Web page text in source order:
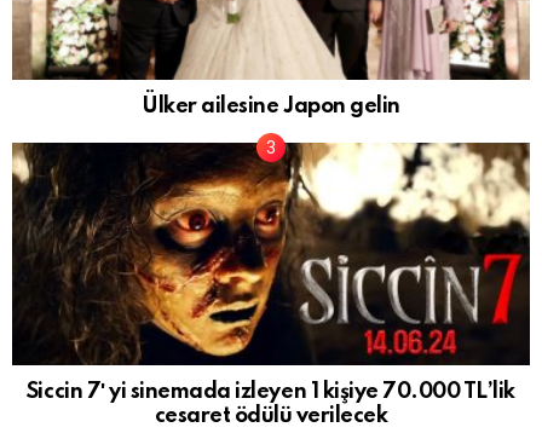
Ülker ailesine Japon gelin
Siccin 7′ yi sinemada izleyen 1 kişiye 70.000 TL’lik
cesaret ödülü verilecek